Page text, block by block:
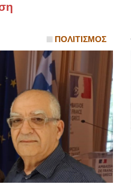
ΠΟΛΙΤΙΣΜΟΣ